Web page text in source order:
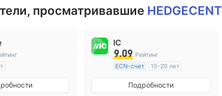
просматривавшие HEDGECENT
в Австралия
(MM)
IC
9.09 Рейтинг
ECN-счет
15-20 лет
Регулирование в Австралия
Маркет-Мейкинг (MM)
Подробности